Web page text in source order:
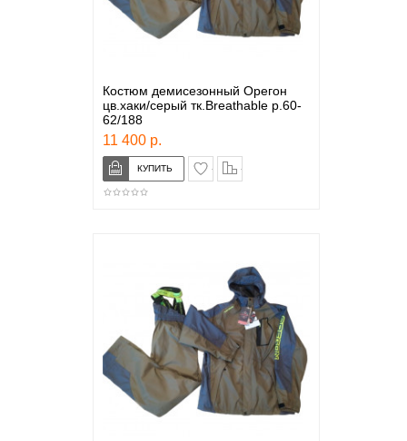
Костюм демисезонный Орегон
цв.хаки/серый тк.Breathable р.60-
62/188
11 400 р.
в закладки